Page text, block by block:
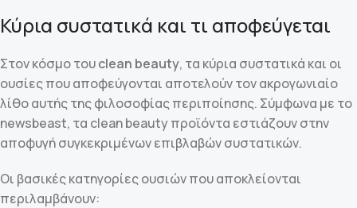
Κύρια συστατικά και τι αποφεύγεται
Στον κόσμο τουclean beauty, τα κύρια συστατικά και οι
ουσίες που αποφεύγονται αποτελούν τον ακρογωνιαίο
λίθο αυτής της φιλοσοφίας περιποίησης. Σύμφωνα με το
newsbeast, τα clean beauty προϊόντα εστιάζουν στην
αποφυγή συγκεκριμένων επιβλαβών συστατικών.
Οι βασικές κατηγορίες ουσιών που αποκλείονται
περιλαμβάνουν: